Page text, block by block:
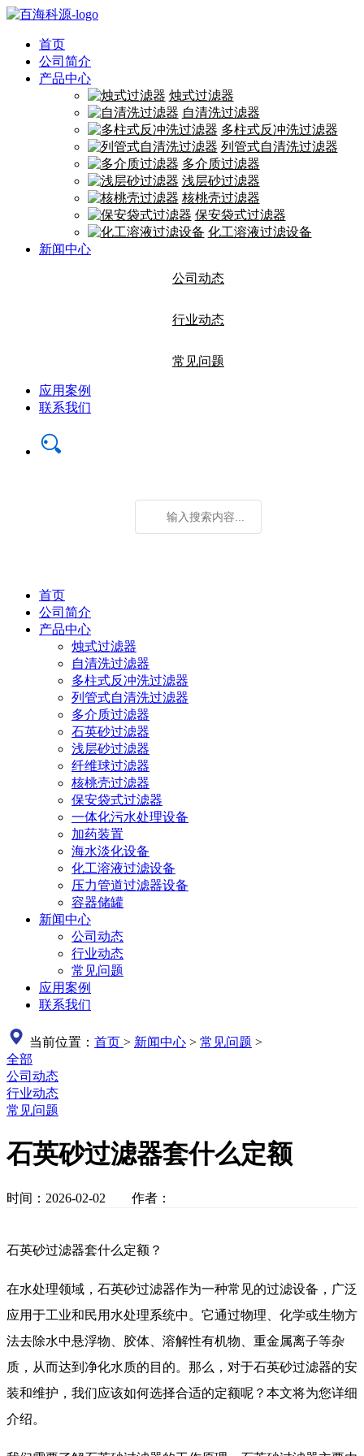
首页
公司简介
产品中心
烛式过滤器
自清洗过滤器
多柱式反冲洗过滤器
列管式自清洗过滤器
多介质过滤器
浅层砂过滤器
核桃壳过滤器
保安袋式过滤器
化工溶液过滤设备
新闻中心
公司动态
行业动态
常见问题
应用案例
联系我们
首页
公司简介
产品中心
烛式过滤器
自清洗过滤器
多柱式反冲洗过滤器
列管式自清洗过滤器
多介质过滤器
石英砂过滤器
浅层砂过滤器
纤维球过滤器
核桃壳过滤器
保安袋式过滤器
一体化污水处理设备
加药装置
海水淡化设备
化工溶液过滤设备
压力管道过滤器设备
容器储罐
新闻中心
公司动态
行业动态
常见问题
应用案例
联系我们
当前位置： 首页 > 新闻中心 > 常见问题 >
全部
公司动态
行业动态
常见问题
石英砂过滤器套什么定额
时间：2026-02-02 作者：
石英砂过滤器套什么定额？
在水处理领域，石英砂过滤器作为一种常见的过滤设备，广泛
应用于工业和民用水处理系统中。它通过物理、化学或生物方
法去除水中悬浮物、胶体、溶解性有机物、重金属离子等杂
质，从而达到净化水质的目的。那么，对于石英砂过滤器的安
装和维护，我们应该如何选择合适的定额呢？本文将为您详细
介绍。